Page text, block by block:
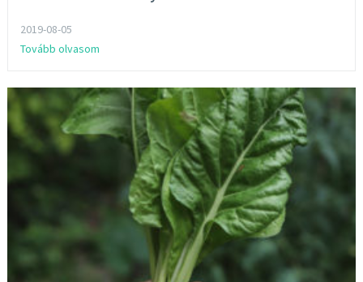
2019-08-05
Tovább olvasom